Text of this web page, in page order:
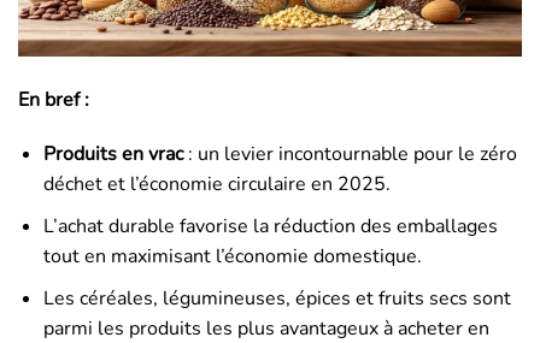
En bref :
Produits en vrac: un levier incontournable pour le zéro
déchet et l’économie circulaire en 2025.
L’achat durable favorise la réduction des emballages
tout en maximisant l’économie domestique.
Les céréales, légumineuses, épices et fruits secs sont
parmi les produits les plus avantageux à acheter en